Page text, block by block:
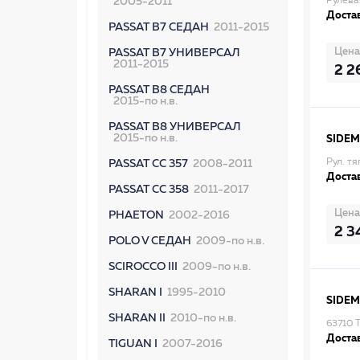
PASSAT B7 СЕДАН 2011-2015
PASSAT B7 УНИВЕРСАЛ
2011-2015
PASSAT B8 СЕДАН
2015-по н.в.
PASSAT B8 УНИВЕРСАЛ
2015-по н.в.
PASSAT CC 357 2008-2011
PASSAT CC 358 2011-2017
PHAETON 2002-2016
POLO V СЕДАН 2009-по н.в.
SCIROCCO III 2009-по н.в.
SHARAN I 1995-2010
SHARAN II 2010-по н.в.
TIGUAN I 2007-2016
Цена
2
SIDEM
Рул.
Цена
2
SIDEM
63710